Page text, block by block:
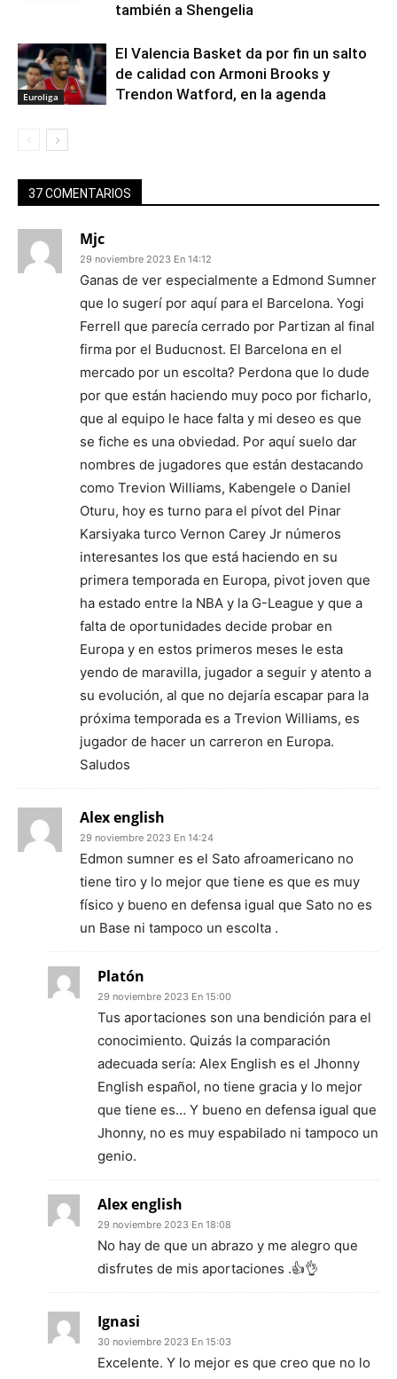
también a Shengelia
Euroliga
El Valencia Basket da por fin un salto
de calidad con Armoni Brooks y
Trendon Watford, en la agenda
37 COMENTARIOS
Mjc
29 noviembre 2023 En 14:12
Ganas de ver especialmente a Edmond Sumner
que lo sugerí por aquí para el Barcelona. Yogi
Ferrell que parecía cerrado por Partizan al final
firma por el Buducnost. El Barcelona en el
mercado por un escolta? Perdona que lo dude
por que están haciendo muy poco por ficharlo,
que al equipo le hace falta y mi deseo es que
se fiche es una obviedad. Por aquí suelo dar
nombres de jugadores que están destacando
como Trevion Williams, Kabengele o Daniel
Oturu, hoy es turno para el pívot del Pinar
Karsiyaka turco Vernon Carey Jr números
interesantes los que está haciendo en su
primera temporada en Europa, pivot joven que
ha estado entre la NBA y la G-League y que a
falta de oportunidades decide probar en
Europa y en estos primeros meses le esta
yendo de maravilla, jugador a seguir y atento a
su evolución, al que no dejaría escapar para la
próxima temporada es a Trevion Williams, es
jugador de hacer un carreron en Europa.
Saludos
Alex english
29 noviembre 2023 En 14:24
Edmon sumner es el Sato afroamericano no
tiene tiro y lo mejor que tiene es que es muy
físico y bueno en defensa igual que Sato no es
un Base ni tampoco un escolta .
Platón
29 noviembre 2023 En 15:00
Tus aportaciones son una bendición para el
conocimiento. Quizás la comparación
adecuada sería: Alex English es el Jhonny
English español, no tiene gracia y lo mejor
que tiene es… Y bueno en defensa igual que
Jhonny, no es muy espabilado ni tampoco un
genio.
Alex english
29 noviembre 2023 En 18:08
No hay de que un abrazo y me alegro que
disfrutes de mis aportaciones .👍👌
Ignasi
30 noviembre 2023 En 15:03
Excelente. Y lo mejor es que creo que no lo